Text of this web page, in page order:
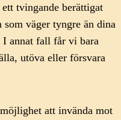
tvingande berättigat
väger tyngre än dina
I annat fall får vi bara
utöva eller försvara
att invända mot